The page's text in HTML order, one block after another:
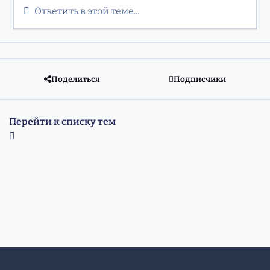
Ответить в этой теме...
Поделиться Подписчики
Перейти к списку тем